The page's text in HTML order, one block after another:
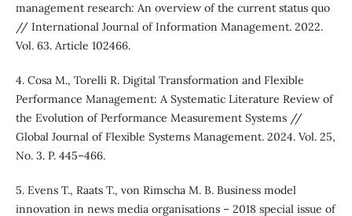
management research: An overview of the current status quo
// International Journal of Information Management. 2022.
Vol. 63. Article 102466.
4. Cosa M., Torelli R. Digital Transformation and Flexible
Performance Management: A Systematic Literature Review of
the Evolution of Performance Measurement Systems //
Global Journal of Flexible Systems Management. 2024. Vol. 25,
No. 3. P. 445–466.
5. Evens T., Raats T., von Rimscha M. B. Business model
innovation in news media organisations – 2018 special issue of